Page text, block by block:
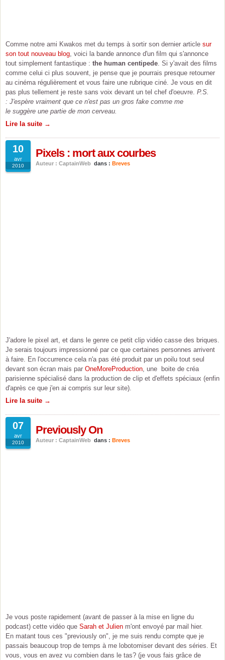
Comme notre ami Kwakos met du temps à sortir son dernier article sur
son tout nouveau blog, voici la bande annonce d'un film qui s'annonce
tout simplement fantastique : the human centipede. Si y'avait des films
comme celui ci plus souvent, je pense que je pourrais presque retourner
au cinéma régulièrement et vous faire une rubrique ciné. Je vous en dit
pas plus tellement je reste sans voix devant un tel chef d'oeuvre. P.S.
: J'espère vraiment que ce n'est pas un gros fake comme me
le suggère une partie de mon cerveau.
Lire la suite →
10
avr
2010
Pixels : mort aux courbes
Auteur : CaptainWeb dans : Breves
J'adore le pixel art, et dans le genre ce petit clip vidéo casse des briques.
Je serais toujours impressionné par ce que certaines personnes arrivent
à faire. En l'occurrence cela n'a pas été produit par un poilu tout seul
devant son écran mais par OneMoreProduction, une boite de créa
parisienne spécialisé dans la production de clip et d'effets spéciaux (enfin
d'après ce que j'en ai compris sur leur site).
Lire la suite →
07
avr
2010
Previously On
Auteur : CaptainWeb dans : Breves
Je vous poste rapidement (avant de passer à la mise en ligne du
podcast) cette vidéo que Sarah et Julien m'ont envoyé par mail hier.
En matant tous ces "previously on", je me suis rendu compte que je
passais beaucoup trop de temps à me lobotomiser devant des séries. Et
vous, vous en avez vu combien dans le tas? (je vous fais grâce de